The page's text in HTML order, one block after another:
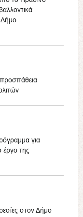
Δήμο
προσπάθεια
για
της
στον Δήμο